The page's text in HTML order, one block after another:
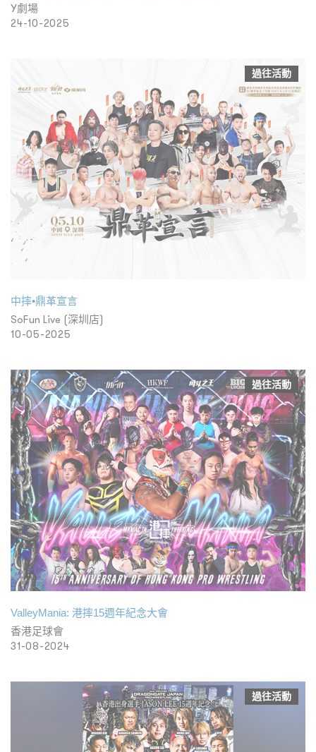
Y劇場
24-10-2025
過往活動
中摔•鼎革宣言
SoFun Live (深圳店)
10-05-2025
過往活動
ValleyMania: 港摔15週年紀念大會
香港足球會
31-08-2024
過往活動